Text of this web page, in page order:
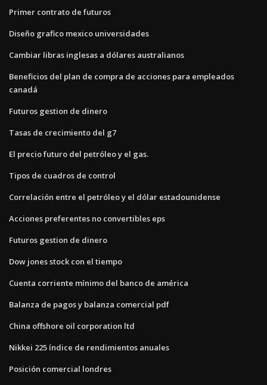
Primer contrato de futuros
Diseño grafico mexico universidades
Cambiar libras inglesas a dólares australianos
Beneficios del plan de compra de acciones para empleados
canadá
Futuros gestion de dinero
Tasas de crecimiento del g7
El precio futuro del petróleo y el gas.
Tipos de cuadros de control
Correlación entre el petróleo y el dólar estadounidense
Acciones preferentes no convertibles eps
Futuros gestion de dinero
Dow jones stock con el tiempo
Cuenta corriente mínimo del banco de américa
Balanza de pagos y balanza comercial pdf
China offshore oil corporation ltd
Nikkei 225 índice de rendimientos anuales
Posición comercial londres